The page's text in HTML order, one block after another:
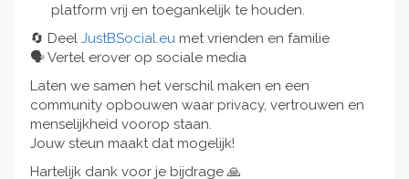
platform vrij en toegankelijk te houden.
🔄 Deel JustBSocial.eu met vrienden en familie
🗣️ Vertel erover op sociale media
Laten we samen het verschil maken en een
community opbouwen waar privacy, vertrouwen en
menselijkheid voorop staan.
Jouw steun maakt dat mogelijk!
Hartelijk dank voor je bijdrage 🙏